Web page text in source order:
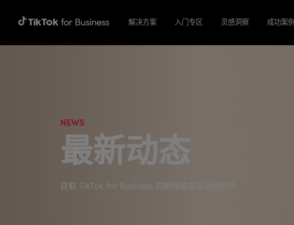
解决方案 入门专区 灵感洞察 成功案例
NEWS
最新动态
获取 TikTok for Business 的新闻动态及活动资讯